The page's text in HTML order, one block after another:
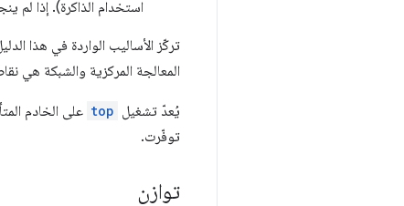
استخدام الذاكرة). إذا لم
تركّز الأساليب الواردة في هذا
المعالجة المركزية والشبكة هي
يُعدّ تشغيل top على الخادم
توفّرت.
توازن